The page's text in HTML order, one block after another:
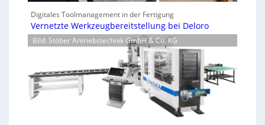
Digitales Toolmanagement in der Fertigung
Vernetzte Werkzeugbereitstellung bei Deloro
Bild: Stöber Antriebstechnik GmbH & Co. KG